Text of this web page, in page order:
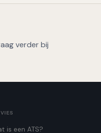
verder bij
is een ATS?